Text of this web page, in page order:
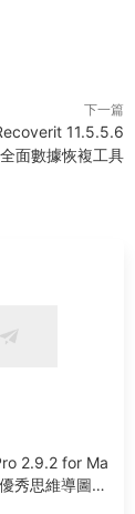
下一篇
11.5.5.6
面數據恢複工具
2.9.2 for Ma
秀思維導圖工